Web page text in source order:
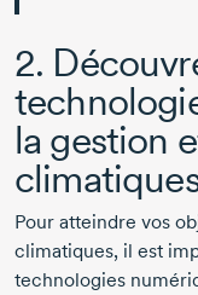
2.
la gestion
Pour atteindre vos
climatiques, il est
technologies